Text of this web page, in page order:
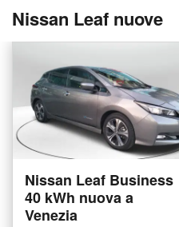
Nissan Leaf nuove
Nissan Leaf Business
40 kWh nuova a
Venezia